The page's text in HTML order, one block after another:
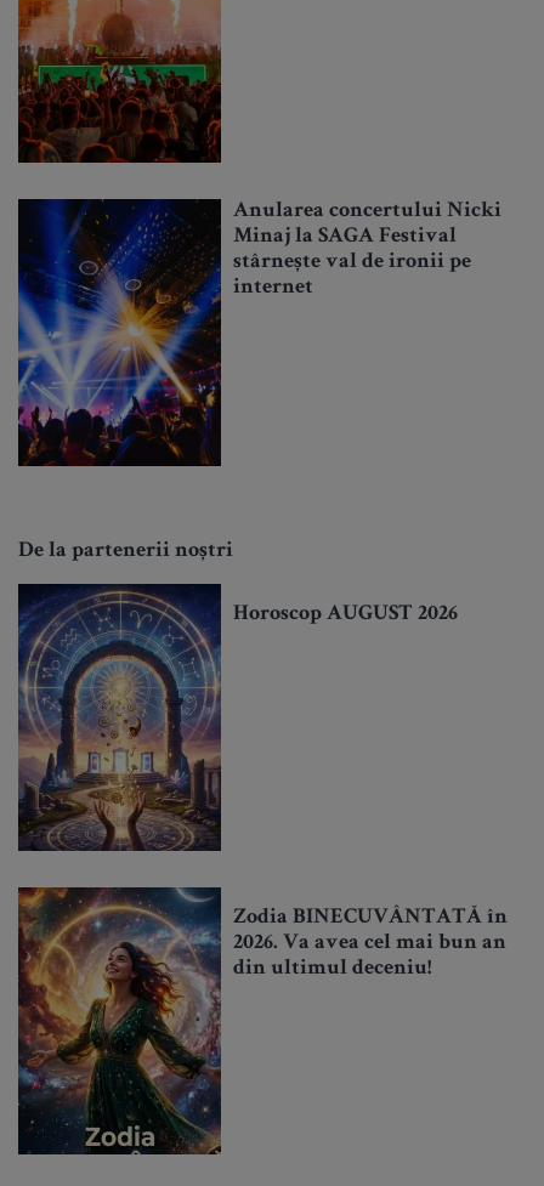
Anularea concertului Nicki
Minaj la SAGA Festival
stârnește val de ironii pe
internet
De la partenerii noștri
Horoscop AUGUST 2026
Zodia BINECUVÂNTATĂ în
2026. Va avea cel mai bun an
din ultimul deceniu!